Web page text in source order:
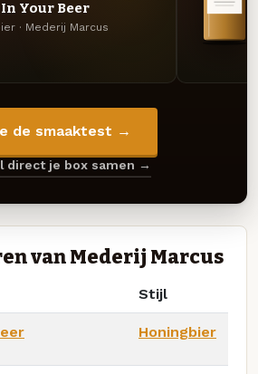
In Your Beer
· Mederij Marcus
de smaaktest →
direct je box samen →
van Mederij Marcus
Stijl
Honingbier